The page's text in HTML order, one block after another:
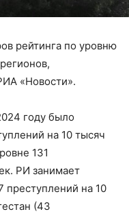
рейтинга по уровню
«Новости».
году было
на 10 тысяч
131
РИ занимает
преступлений на 10
(43